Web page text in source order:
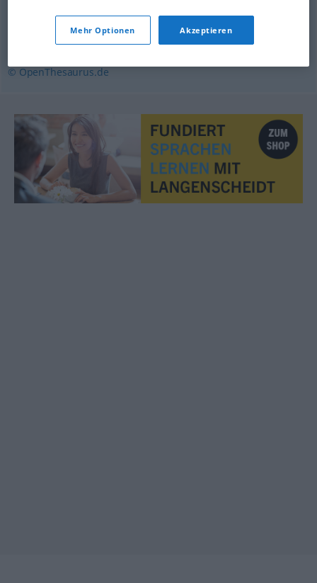
verschlossen,zugeknöpft (ugs.),introvertiert,
zurückhaltend,verschwiegen unzugänglich
© OpenThesaurus.de
Mehr Optionen Akzeptieren